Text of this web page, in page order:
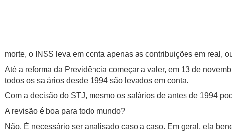
morte, o INSS leva em conta apenas as contribuições em real,
Até a reforma da Previdência começar a valer, em 13 de
todos os salários desde 1994 são levados em conta.
Com a decisão do STJ, mesmo os salários de antes de 1994
A revisão é boa para todo mundo?
Não. É necessário ser analisado caso a caso. Em geral, ela